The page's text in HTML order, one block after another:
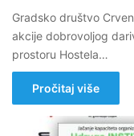
Gradsko društvo
akcije dobrovoljog
prostoru Hostela…
Pročitaj više